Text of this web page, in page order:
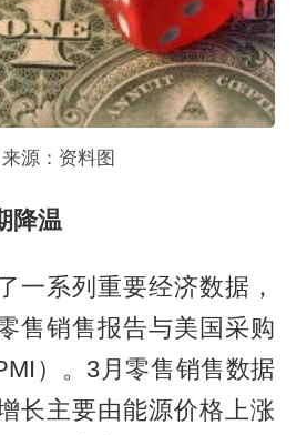
来源：资料图
降温
一系列重要经济数据，
售销售报告与美国采购
）。3月零售销售数据
长主要由能源价格上涨